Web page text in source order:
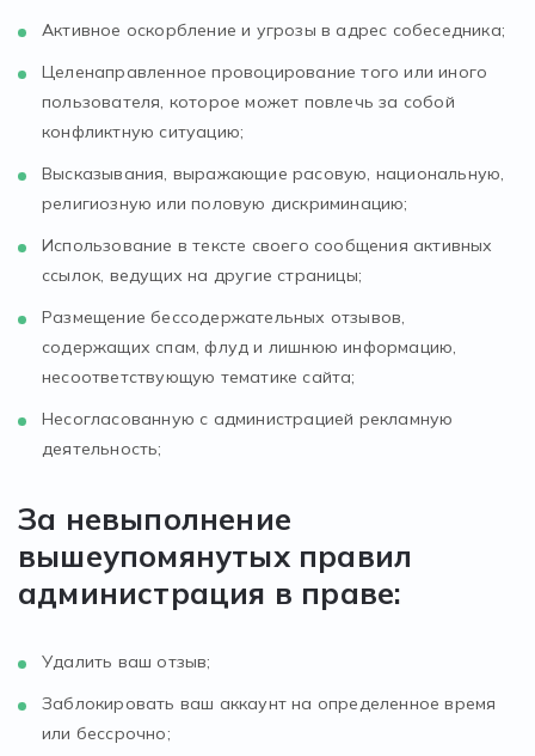
Активное оскорбление и угрозы в адрес собеседника;
Целенаправленное провоцирование того или иного
пользователя, которое может повлечь за собой
конфликтную ситуацию;
Высказывания, выражающие расовую, национальную,
религиозную или половую дискриминацию;
Использование в тексте своего сообщения активных
ссылок, ведущих на другие страницы;
Размещение бессодержательных отзывов,
содержащих спам, флуд и лишнюю информацию,
несоответствующую тематике сайта;
Несогласованную с администрацией рекламную
деятельность;
За невыполнение
вышеупомянутых правил
администрация в праве:
Удалить ваш отзыв;
Заблокировать ваш аккаунт на определенное время
или бессрочно;